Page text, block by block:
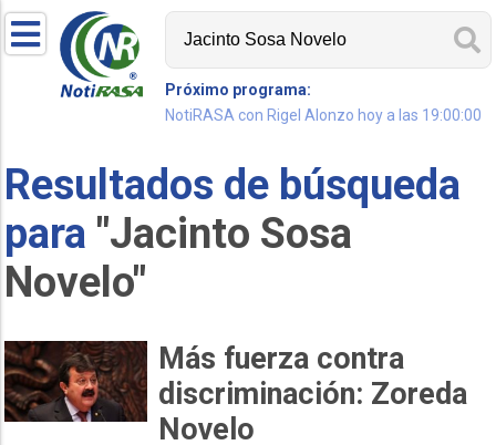
Próximo programa:
NotiRASA con Rigel Alonzo hoy a las 19:00:00
Resultados de búsqueda
para "Jacinto Sosa
Novelo"
Más fuerza contra
discriminación: Zoreda